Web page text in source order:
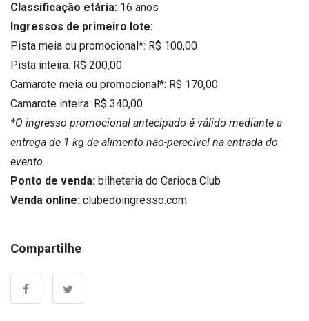
Classificação etária: 16 anos
Ingressos de primeiro lote:
Pista meia ou promocional*: R$ 100,00
Pista inteira: R$ 200,00
Camarote meia ou promocional*: R$ 170,00
Camarote inteira: R$ 340,00
*O ingresso promocional antecipado é válido mediante a
entrega de 1 kg de alimento não-perecível na entrada do
evento.
Ponto de venda: bilheteria do Carioca Club
Venda online: clubedoingresso.com
Compartilhe